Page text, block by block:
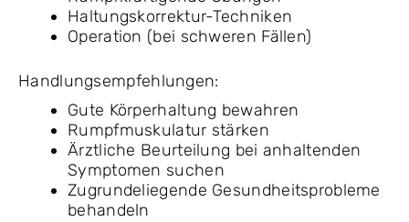
Haltungskorrektur-Techniken
Operation (bei schweren Fällen)
Handlungsempfehlungen:
Gute Körperhaltung bewahren
Rumpfmuskulatur stärken
Ärztliche Beurteilung bei anhaltenden
Symptomen suchen
Zugrundeliegende Gesundheitsprobleme
behandeln